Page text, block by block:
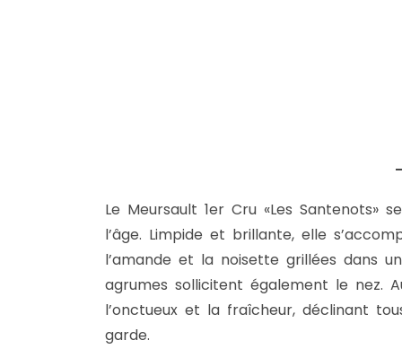
Le Meursault 1er Cru «Les
l’âge. Limpide et brillante, elle
l’amande et la noisette grillées dans
agrumes sollicitent également le nez.
l’onctueux et la fraîcheur, déclinant
garde.